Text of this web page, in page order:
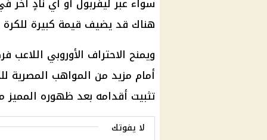
سواء عبر ليفربول أو أي نادٍ آخر
هناك قد يضيف قيمة كبيرة للكرة
ويمنح الاحتراف الأوروبي اللاعب
أمام مزيد من المواهب
تثبيت أقدامه بعد ظهوره المميز
لا يفوتك